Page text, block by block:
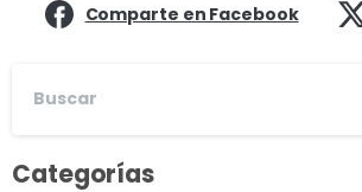
Comparte en Facebook
Categorías